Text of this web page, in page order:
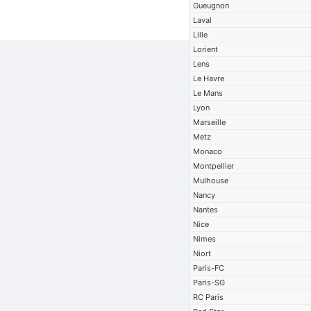
Gueugnon
Laval
Lille
Lorient
Lens
Le Havre
Le Mans
Lyon
Marseille
Metz
Monaco
Montpellier
Mulhouse
Nancy
Nantes
Nice
Nimes
Niort
Paris-FC
Paris-SG
RC Paris